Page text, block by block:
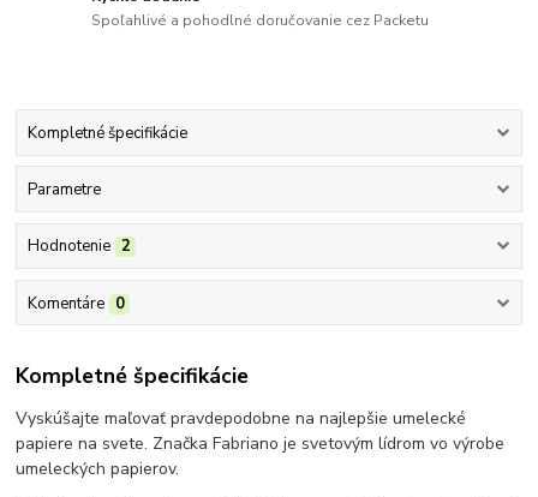
Spoľahlivé a pohodlné doručovanie cez Packetu
Kompletné špecifikácie
Parametre
Hodnotenie 2
Komentáre 0
Kompletné špecifikácie
Vyskúšajte maľovať pravdepodobne na najlepšie umelecké
papiere na svete. Značka Fabriano je svetovým lídrom vo výrobe
umeleckých papierov.